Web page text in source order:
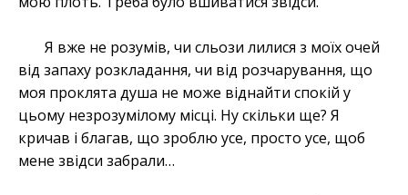
Я вже не розумів, чи сльози лилися з моїх очей
від запаху розкладання, чи від розчарування, що
моя проклята душа не може віднайти спокій у
цьому незрозумілому місці. Ну скільки ще? Я
кричав і благав, що зроблю усе, просто усе, щоб
мене звідси забрали…